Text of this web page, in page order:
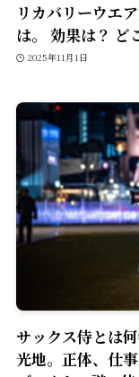
リカバリーウエ
は。 効果は？ ど
2025年11月1日
サックス侍とは
光地。正体、仕